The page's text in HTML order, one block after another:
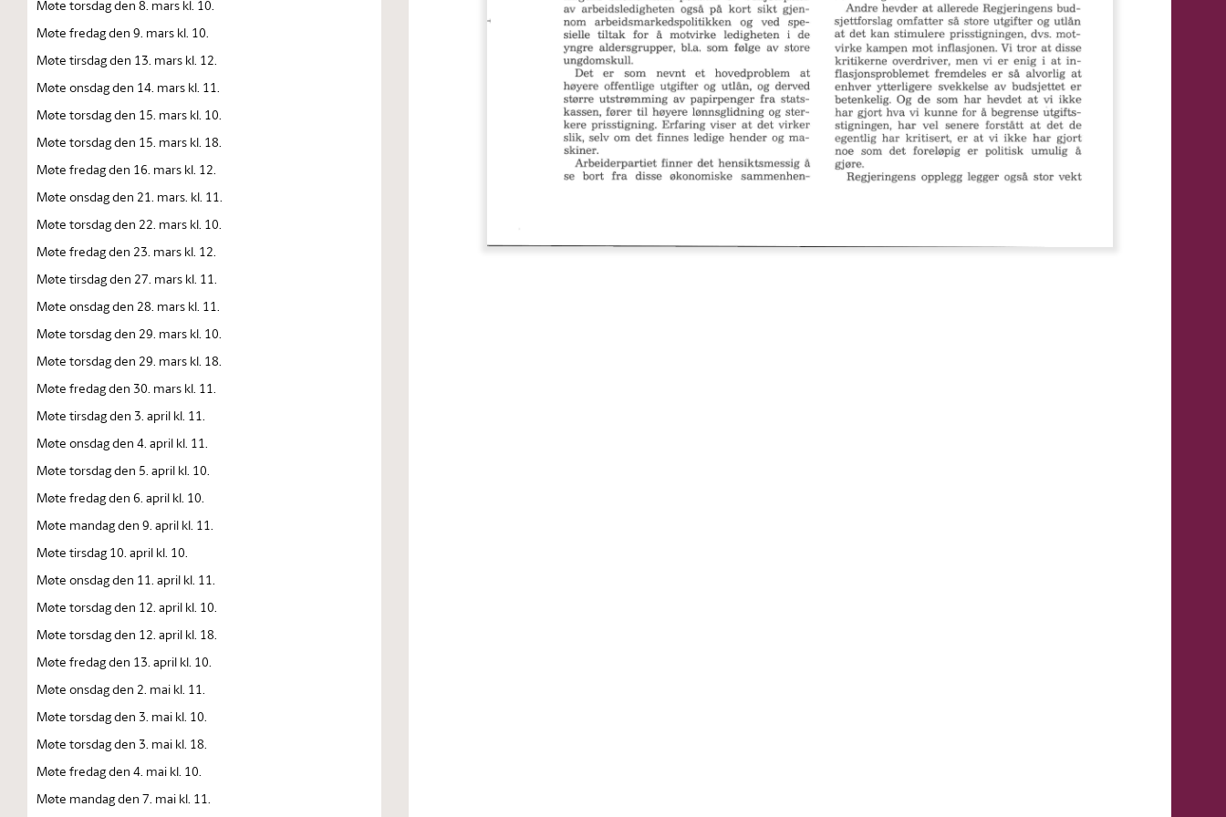
Møte torsdag den 8. mars kl. 10.
Møte fredag den 9. mars kl. 10.
Møte tirsdag den 13. mars kl. 12.
Møte onsdag den 14. mars kl. 11.
Møte torsdag den 15. mars kl. 10.
Møte torsdag den 15. mars kl. 18.
Møte fredag den 16. mars kl. 12.
Møte onsdag den 21. mars. kl. 11.
Møte torsdag den 22. mars kl. 10.
Møte fredag den 23. mars kl. 12.
Møte tirsdag den 27. mars kl. 11.
Møte onsdag den 28. mars kl. 11.
Møte torsdag den 29. mars kl. 10.
Møte torsdag den 29. mars kl. 18.
Møte fredag den 30. mars kl. 11.
Møte tirsdag den 3. april kl. 11.
Møte onsdag den 4. april kl. 11.
Møte torsdag den 5. april kl. 10.
Møte fredag den 6. april kl. 10.
Møte mandag den 9. april kl. 11.
Møte tirsdag 10. april kl. 10.
Møte onsdag den 11. april kl. 11.
Møte torsdag den 12. april kl. 10.
Møte torsdag den 12. april kl. 18.
Møte fredag den 13. april kl. 10.
Møte onsdag den 2. mai kl. 11.
Møte torsdag den 3. mai kl. 10.
Møte torsdag den 3. mai kl. 18.
Møte fredag den 4. mai kl. 10.
Møte mandag den 7. mai kl. 11.